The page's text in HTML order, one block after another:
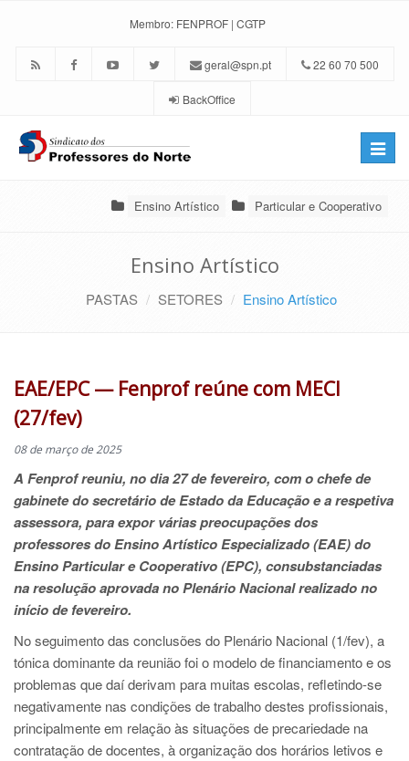
Membro: FENPROF | CGTP
geral@spn.pt 22 60 70 500
BackOffice
Toggle
Ensino Artístico Particular e Cooperativo
Ensino Artístico
PASTAS SETORES Ensino Artístico
EAE/EPC — Fenprof reúne com MECI
(27/fev)
08 de março de 2025
A Fenprof reuniu, no dia 27 de fevereiro, com o chefe de
gabinete do secretário de Estado da Educação e a respetiva
assessora, para expor várias preocupações dos
professores do Ensino Artístico Especializado (EAE) do
Ensino Particular e Cooperativo (EPC), consubstanciadas
na resolução aprovada no Plenário Nacional realizado no
início de fevereiro.
No seguimento das conclusões do Plenário Nacional (1/fev), a
tónica dominante da reunião foi o modelo de financiamento e os
problemas que daí derivam para muitas escolas, refletindo-se
negativamente nas condições de trabalho destes profissionais,
principalmente em relação às situações de precariedade na
contratação de docentes, à organização dos horários letivos e